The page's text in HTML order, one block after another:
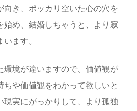
向き、ポッカリ空いた心の穴を
始め、結婚しちゃうと、より寂
ます。
環境が違いますので、価値観が
ちや価値観をわかって欲しいと
現実にがっかりして、より孤独